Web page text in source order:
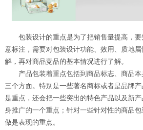
包装设计的重点是为了把销售量提高，要
意标注，需要对包装设计功能、效用、质地
解，再对商品竞品的基本情况进行了解。
产品包装着重点包括到商品标志、商品本
三个方面。特别是一些著名商标或者是品牌
是重点，还会把一些突出的特色产品以及新
身推广的一个重点；针对一些针对性的商品
做是表现的重点。